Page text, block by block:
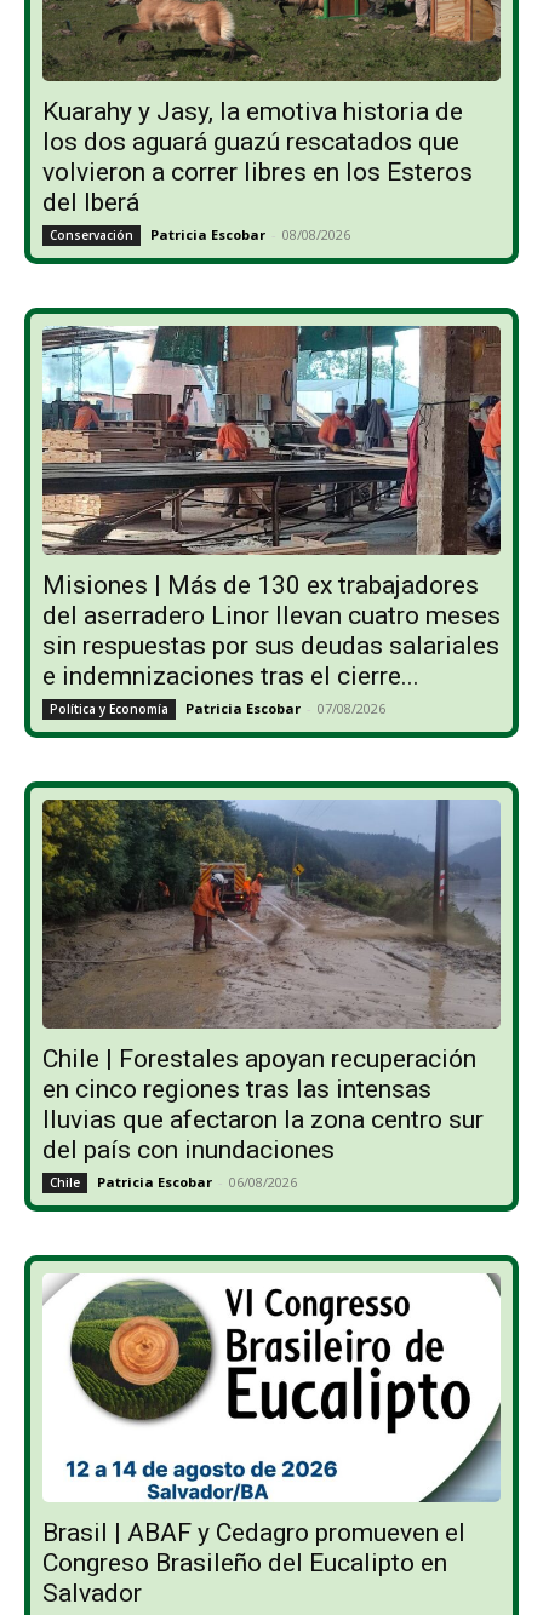
Kuarahy y Jasy, la emotiva historia de
los dos aguará guazú rescatados que
volvieron a correr libres en los Esteros
del Iberá
Conservación Patricia Escobar - 08/08/2026
Misiones | Más de 130 ex trabajadores
del aserradero Linor llevan cuatro meses
sin respuestas por sus deudas salariales
e indemnizaciones tras el cierre...
Política y Economía Patricia Escobar - 07/08/2026
Chile | Forestales apoyan recuperación
en cinco regiones tras las intensas
lluvias que afectaron la zona centro sur
del país con inundaciones
Chile Patricia Escobar - 06/08/2026
Brasil | ABAF y Cedagro promueven el
Congreso Brasileño del Eucalipto en
Salvador